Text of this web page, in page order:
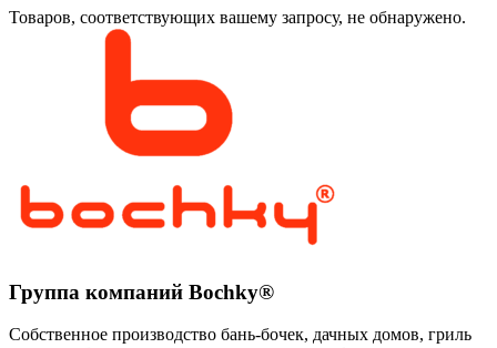
Товаров, соответствующих вашему запросу, не обнаружено.
Группа компаний Bochky®
Собственное производство бань-бочек, дачных домов, гриль